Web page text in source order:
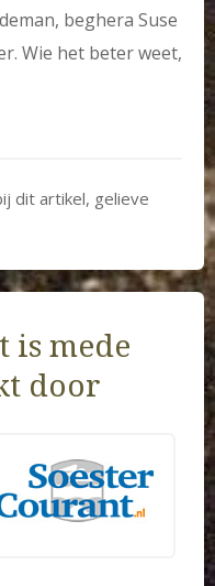
beghera Suse
Wie het beter weet,
dit artikel, gelieve
is mede
door